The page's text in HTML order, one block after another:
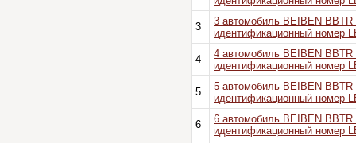
3
3 автомобиль BEIBEN BBTR
идентификационный номер
4
4 автомобиль BEIBEN BBTR
идентификационный номер
5
5 автомобиль BEIBEN BBTR
идентификационный номер
6
6 автомобиль BEIBEN BBTR
идентификационный номер